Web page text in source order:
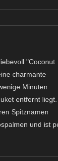
"Coconut
charmante
Minuten
entfernt liegt.
Spitznamen
und ist